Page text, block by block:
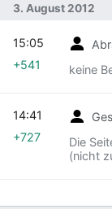
3. August 2012
keine
15:05
+541
Die
(nicht
14:41
+727